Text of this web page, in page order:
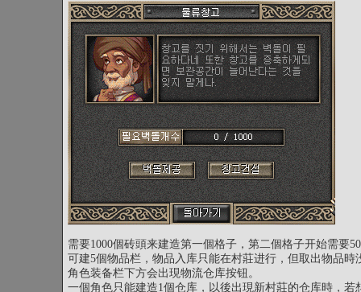
需要1000個砖頭来建造第一個格子，第二個格子开始需要
可建5個物品栏，物品入库只能在村莊进行，但取出物品時
角色装备栏下方会出現物流仓库按钮。
一個角色只能建造1個仓库，以後出現新村莊的仓库時，